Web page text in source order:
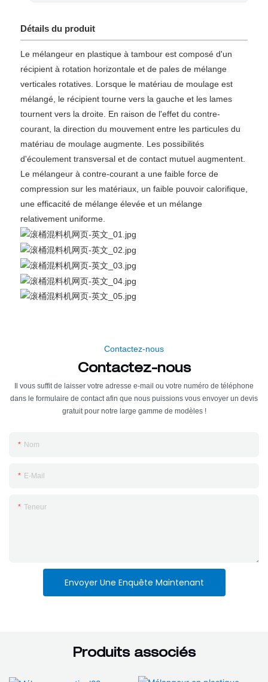
Détails du produit
Le mélangeur en plastique à tambour est composé d'un
récipient à rotation horizontale et de pales de mélange
verticales rotatives. Lorsque le matériau de moulage est
mélangé, le récipient tourne vers la gauche et les lames
tournent vers la droite. En raison de l'effet du contre-
courant, la direction du mouvement entre les particules du
matériau de moulage augmente. Les possibilités
d'écoulement transversal et de contact mutuel augmentent.
Le mélangeur à contre-courant a une faible force de
compression sur les matériaux, un faible pouvoir calorifique,
une efficacité de mélange élevée et un mélange
relativement uniforme.
Contactez-nous
Contactez-nous
Il vous suffit de laisser votre adresse e-mail ou votre numéro de téléphone
dans le formulaire de contact afin que nous puissions vous envoyer un devis
gratuit pour notre large gamme de modèles !
Nom
E-Mail
Teneur
Envoyer Une Enquête Maintenant
Produits associés